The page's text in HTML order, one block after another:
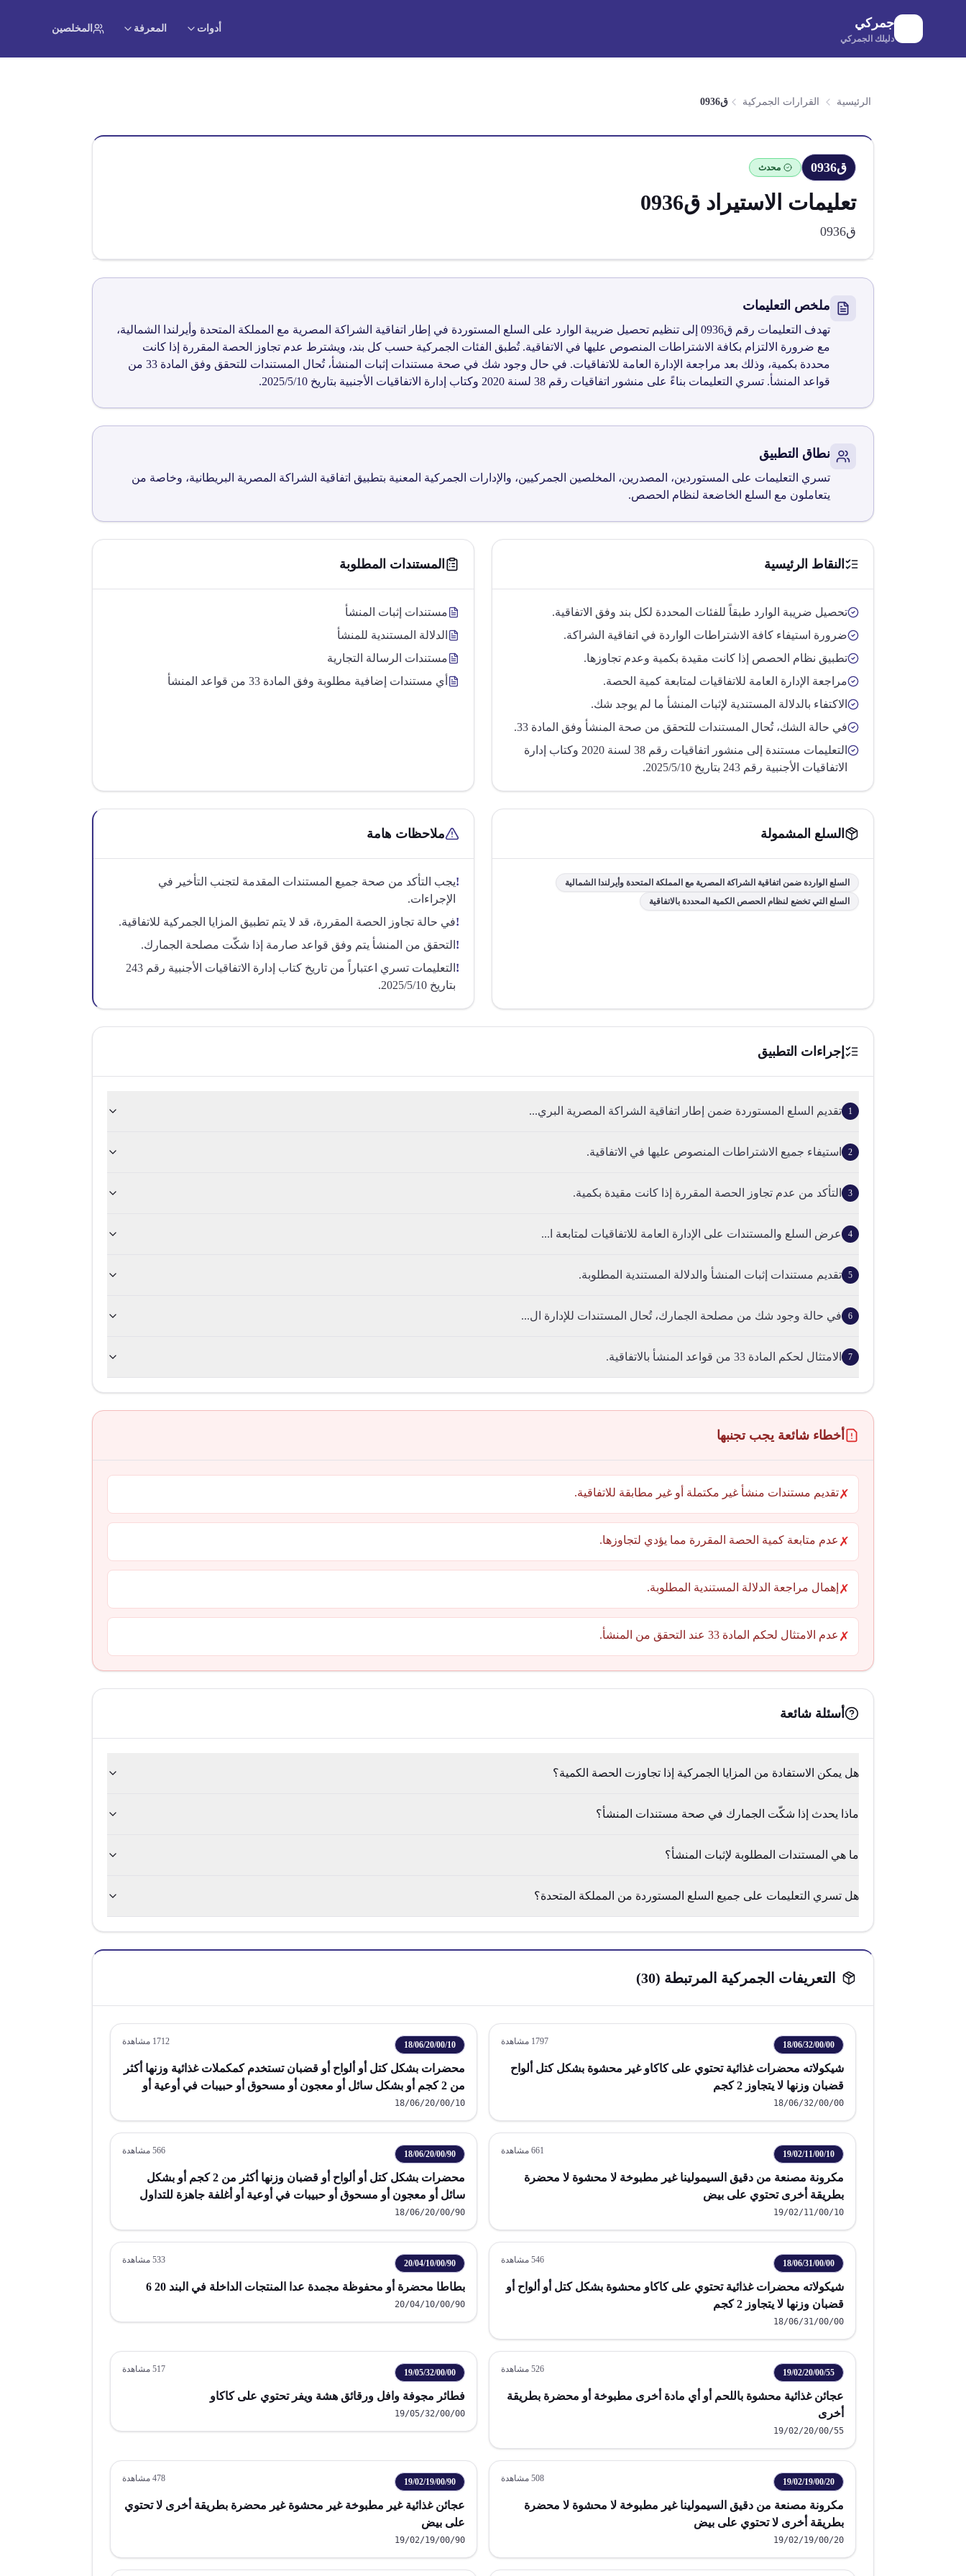
جمركي
دليلك الجمركي
أدوات المعرفة المخلصين
الرئيسية القرارات الجمركية ق0936
ق0936 محدث
تعليمات الاستيراد ق0936
ق0936
ملخص التعليمات
تهدف التعليمات رقم ق0936 إلى تنظيم تحصيل ضريبة الوارد على السلع المستوردة في إطار اتفاقية الشراكة المصرية مع المملكة المتحدة وأيرلندا الشمالية،
مع ضرورة الالتزام بكافة الاشتراطات المنصوص عليها في الاتفاقية. تُطبق الفئات الجمركية حسب كل بند، ويشترط عدم تجاوز الحصة المقررة إذا كانت
محددة بكمية، وذلك بعد مراجعة الإدارة العامة للاتفاقيات. في حال وجود شك في صحة مستندات إثبات المنشأ، تُحال المستندات للتحقق وفق المادة 33 من
قواعد المنشأ. تسري التعليمات بناءً على منشور اتفاقيات رقم 38 لسنة 2020 وكتاب إدارة الاتفاقيات الأجنبية بتاريخ 2025/5/10.
نطاق التطبيق
تسري التعليمات على المستوردين، المصدرين، المخلصين الجمركيين، والإدارات الجمركية المعنية بتطبيق اتفاقية الشراكة المصرية البريطانية، وخاصة من
يتعاملون مع السلع الخاضعة لنظام الحصص.
النقاط الرئيسية
تحصيل ضريبة الوارد طبقاً للفئات المحددة لكل بند وفق الاتفاقية.
ضرورة استيفاء كافة الاشتراطات الواردة في اتفاقية الشراكة.
تطبيق نظام الحصص إذا كانت مقيدة بكمية وعدم تجاوزها.
مراجعة الإدارة العامة للاتفاقيات لمتابعة كمية الحصة.
الاكتفاء بالدلالة المستندية لإثبات المنشأ ما لم يوجد شك.
في حالة الشك، تُحال المستندات للتحقق من صحة المنشأ وفق المادة 33.
التعليمات مستندة إلى منشور اتفاقيات رقم 38 لسنة 2020 وكتاب إدارة
الاتفاقيات الأجنبية رقم 243 بتاريخ 2025/5/10.
المستندات المطلوبة
مستندات إثبات المنشأ
الدلالة المستندية للمنشأ
مستندات الرسالة التجارية
أي مستندات إضافية مطلوبة وفق المادة 33 من قواعد المنشأ
السلع المشمولة
السلع الواردة ضمن اتفاقية الشراكة المصرية مع المملكة المتحدة وأيرلندا الشمالية
السلع التي تخضع لنظام الحصص الكمية المحددة بالاتفاقية
ملاحظات هامة
!يجب التأكد من صحة جميع المستندات المقدمة لتجنب التأخير في
الإجراءات.
!في حالة تجاوز الحصة المقررة، قد لا يتم تطبيق المزايا الجمركية للاتفاقية.
! التحقق من المنشأ يتم وفق قواعد صارمة إذا شكّت مصلحة الجمارك.
!
التعليمات تسري اعتباراً من تاريخ كتاب إدارة الاتفاقيات الأجنبية رقم 243
بتاريخ 2025/5/10.
إجراءات التطبيق
1 تقديم السلع المستوردة ضمن إطار اتفاقية الشراكة المصرية البري...
2 استيفاء جميع الاشتراطات المنصوص عليها في الاتفاقية.
3 التأكد من عدم تجاوز الحصة المقررة إذا كانت مقيدة بكمية.
4 عرض السلع والمستندات على الإدارة العامة للاتفاقيات لمتابعة ا...
5 تقديم مستندات إثبات المنشأ والدلالة المستندية المطلوبة.
6 في حالة وجود شك من مصلحة الجمارك، تُحال المستندات للإدارة ال...
7 الامتثال لحكم المادة 33 من قواعد المنشأ بالاتفاقية.
أخطاء شائعة يجب تجنبها
✗تقديم مستندات منشأ غير مكتملة أو غير مطابقة للاتفاقية.
✗ عدم متابعة كمية الحصة المقررة مما يؤدي لتجاوزها.
✗ إهمال مراجعة الدلالة المستندية المطلوبة.
✗ عدم الامتثال لحكم المادة 33 عند التحقق من المنشأ.
أسئلة شائعة
هل يمكن الاستفادة من المزايا الجمركية إذا تجاوزت الحصة الكمية؟
ماذا يحدث إذا شكّت الجمارك في صحة مستندات المنشأ؟
ما هي المستندات المطلوبة لإثبات المنشأ؟
هل تسري التعليمات على جميع السلع المستوردة من المملكة المتحدة؟
التعريفات الجمركية المرتبطة (30
)
18/06/32/00/00
1797 مشاهدة
شيكولاته محضرات غذائية تحتوي على كاكاو غير محشوة بشكل كتل ألواح
قضبان وزنها لا يتجاوز 2 كجم
18/06/32/00/00
18/06/20/00/10
1712 مشاهدة
محضرات بشكل كتل أو ألواح أو قضبان تستخدم كمكملات غذائية وزنها أكثر
من 2 كجم أو بشكل سائل أو معجون أو مسحوق أو حبيبات في أوعية أو
أغلفة جاهزة للتداول الفوري وزنها أكثر من 2 كجم
18/06/20/00/10
19/02/11/00/10
661 مشاهدة
مكرونة مصنعة من دقيق السيمولينا غير مطبوخة لا محشوة لا محضرة
بطريقة أخرى تحتوي على بيض
19/02/11/00/10
18/06/20/00/90
566 مشاهدة
محضرات بشكل كتل أو ألواح أو قضبان وزنها أكثر من 2 كجم أو بشكل
سائل أو معجون أو مسحوق أو حبيبات في أوعية أو أغلفة جاهزة للتداول
الفوري وزنها أكثر من 2 كجم
18/06/20/00/90
18/06/31/00/00
546 مشاهدة
شيكولاته محضرات غذائية تحتوي على كاكاو محشوة بشكل كتل أو ألواح أو
قضبان وزنها لا يتجاوز 2 كجم
18/06/31/00/00
20/04/10/00/90
533 مشاهدة
بطاطا محضرة أو محفوظة مجمدة عدا المنتجات الداخلة في البند 20 6
20/04/10/00/90
19/02/20/00/55
526 مشاهدة
عجائن غذائية محشوة باللحم أو أي مادة أخرى مطبوخة أو محضرة بطريقة
أخرى
19/02/20/00/55
19/05/32/00/00
517 مشاهدة
فطائر مجوفة وافل ورقائق هشة ويفر تحتوي على كاكاو
19/05/32/00/00
19/02/19/00/20
508 مشاهدة
مكرونة مصنعة من دقيق السيمولينا غير مطبوخة لا محشوة لا محضرة
بطريقة أخرى لا تحتوي على بيض
19/02/19/00/20
19/02/19/00/90
478 مشاهدة
عجائن غذائية غير مطبوخة غير محشوة غير محضرة بطريقة أخرى لا تحتوي
على بيض
19/02/19/00/90